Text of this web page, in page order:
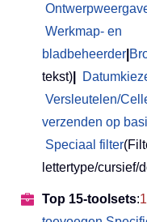
Werkmap- en
bladbeheerder
tekst)
Versleutelen/
verzenden op
Speciaal filter
lettertype/cursief/
Top 15-toolsets: